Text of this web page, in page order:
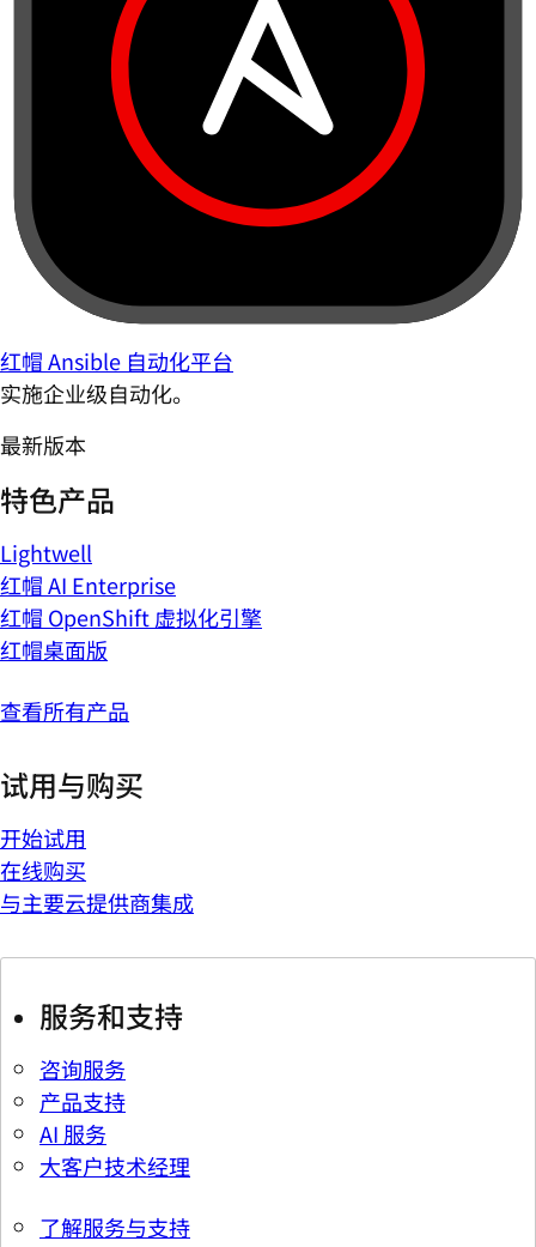
红帽 Ansible 自动化平台
实施企业级自动化。
最新版本
特色产品
Lightwell
红帽 AI Enterprise
红帽 OpenShift 虚拟化引擎
红帽桌面版
查看所有产品
试用与购买
开始试用
在线购买
与主要云提供商集成
服务和支持
咨询服务
产品支持
AI 服务
大客户技术经理
了解服务与支持